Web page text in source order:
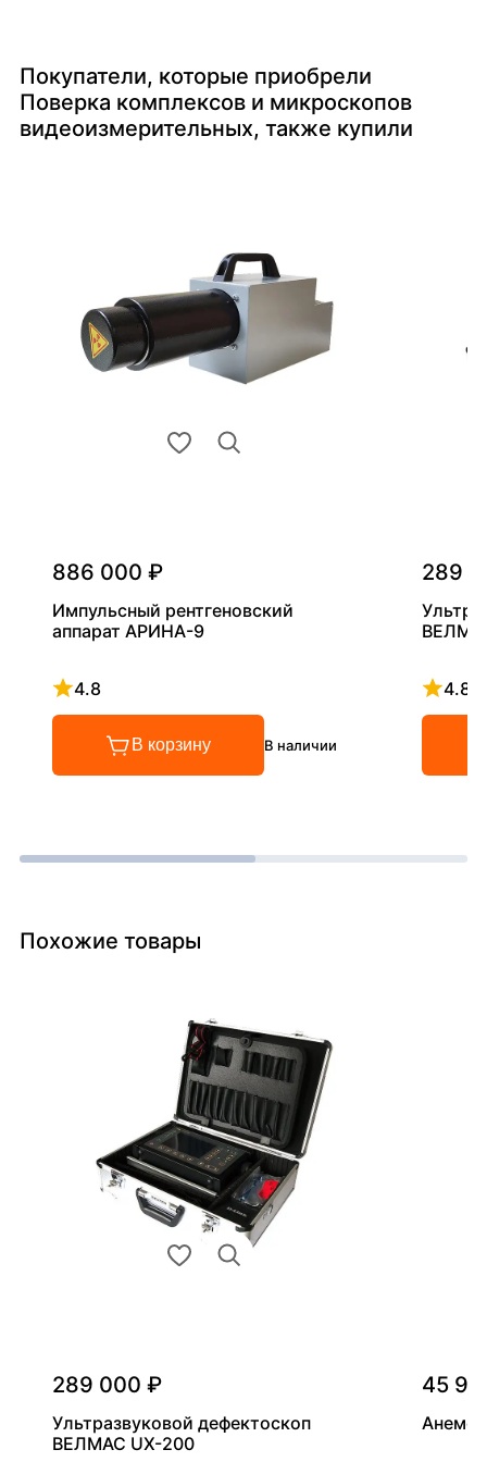
Покупатели, которые приобрели
Поверка комплексов и микроскопов
видеоизмерительных, также купили
886 000 ₽
Импульсный рентгеновский
аппарат АРИНА-9
4.8
Рейтинг 4.8 из 5
В корзину В наличии
289
4.8
Похожие товары
289 000 ₽
Ультразвуковой дефектоскоп
ВЕЛМАС UX-200
45